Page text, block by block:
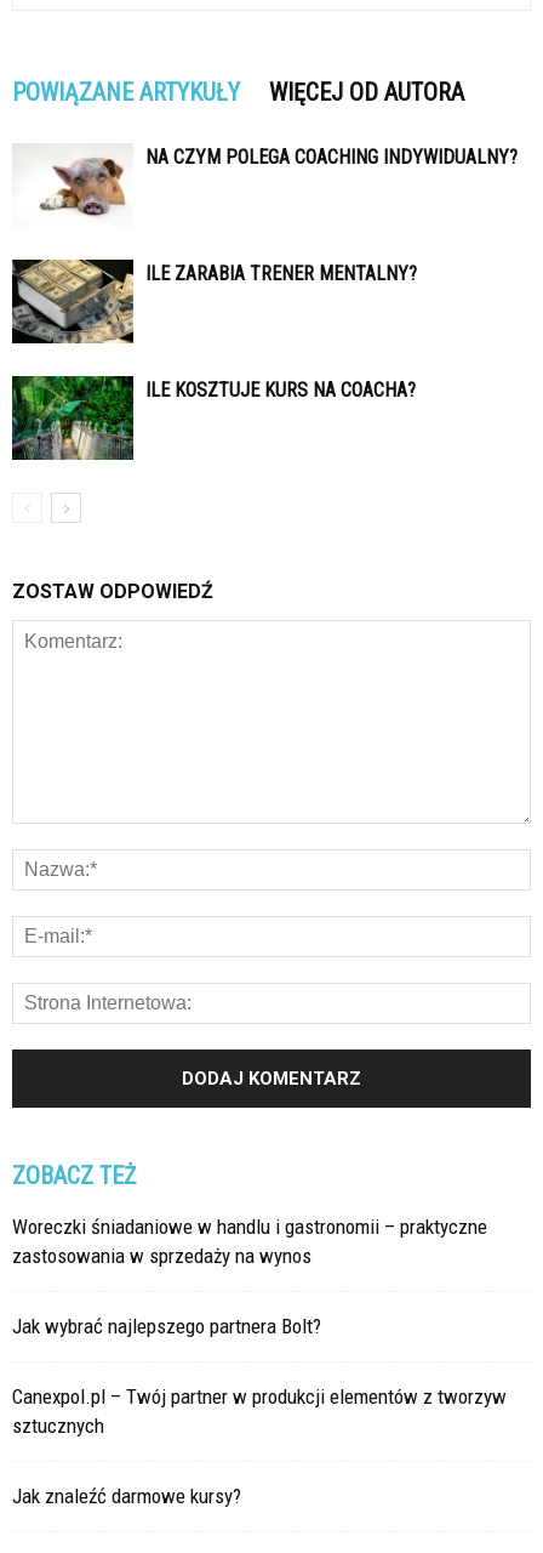
POWIĄZANE ARTYKUŁY WIĘCEJ OD AUTORA
NA CZYM POLEGA COACHING INDYWIDUALNY?
ILE ZARABIA TRENER MENTALNY?
ILE KOSZTUJE KURS NA COACHA?
ZOSTAW ODPOWIEDŹ
ZOBACZ TEŻ
Woreczki śniadaniowe w handlu i gastronomii – praktyczne
zastosowania w sprzedaży na wynos
Jak wybrać najlepszego partnera Bolt?
Canexpol.pl – Twój partner w produkcji elementów z tworzyw
sztucznych
Jak znaleźć darmowe kursy?